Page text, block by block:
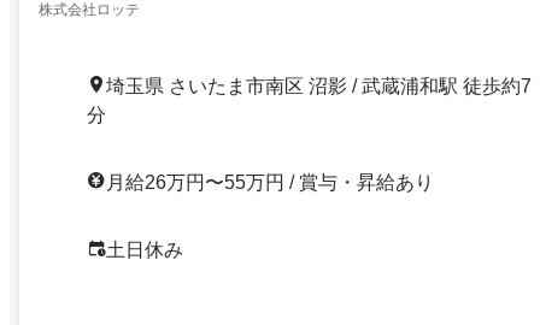
株式会社ロッテ
埼玉県 さいたま市南区 沼影 / 武蔵浦和駅 徒歩約7
分
月給26万円〜55万円 / 賞与・昇給あり
土日休み